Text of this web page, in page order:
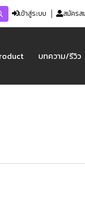
เข้าสู่ระบบ สมัครส
บทความ/รีวิว